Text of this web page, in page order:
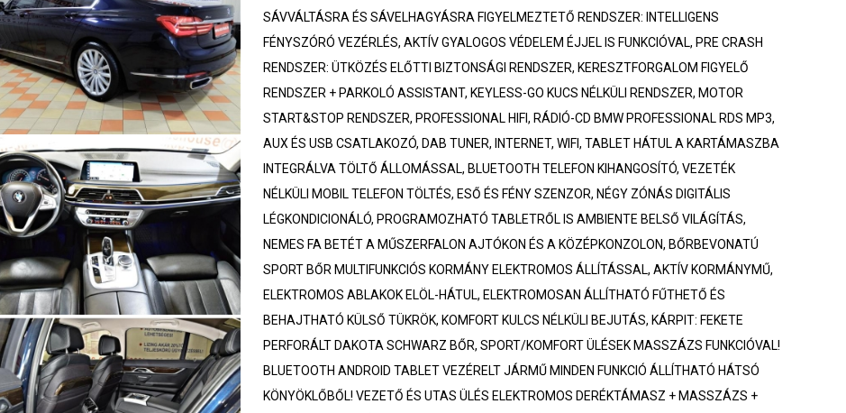
SÁVVÁLTÁSRA ÉS SÁVELHAGYÁSRA FIGYELMEZTETŐ RENDSZER: INTELLIGENS
FÉNYSZÓRÓ VEZÉRLÉS, AKTÍV GYALOGOS VÉDELEM ÉJJEL IS FUNKCIÓVAL, PRE CRASH
RENDSZER: ÜTKÖZÉS ELŐTTI BIZTONSÁGI RENDSZER, KERESZTFORGALOM FIGYELŐ
RENDSZER + PARKOLÓ ASSISTANT, KEYLESS-GO KUCS NÉLKÜLI RENDSZER, MOTOR
START&STOP RENDSZER, PROFESSIONAL HIFI, RÁDIÓ-CD BMW PROFESSIONAL RDS MP3,
AUX ÉS USB CSATLAKOZÓ, DAB TUNER, INTERNET, WIFI, TABLET HÁTUL A KARTÁMASZBA
INTEGRÁLVA TÖLTŐ ÁLLOMÁSSAL, BLUETOOTH TELEFON KIHANGOSÍTÓ, VEZETÉK
NÉLKÜLI MOBIL TELEFON TÖLTÉS, ESŐ ÉS FÉNY SZENZOR, NÉGY ZÓNÁS DIGITÁLIS
LÉGKONDICIONÁLÓ, PROGRAMOZHATÓ TABLETRŐL IS AMBIENTE BELSŐ VILÁGÍTÁS,
NEMES FA BETÉT A MŰSZERFALON AJTÓKON ÉS A KÖZÉPKONZOLON, BŐRBEVONATÚ
SPORT BŐR MULTIFUNKCIÓS KORMÁNY ELEKTROMOS ÁLLÍTÁSSAL, AKTÍV KORMÁNYMŰ,
ELEKTROMOS ABLAKOK ELÖL-HÁTUL, ELEKTROMOSAN ÁLLÍTHATÓ FŰTHETŐ ÉS
BEHAJTHATÓ KÜLSŐ TÜKRÖK, KOMFORT KULCS NÉLKÜLI BEJUTÁS, KÁRPIT: FEKETE
PERFORÁLT DAKOTA SCHWARZ BŐR, SPORT/KOMFORT ÜLÉSEK MASSZÁZS FUNKCIÓVAL!
BLUETOOTH ANDROID TABLET VEZÉRELT JÁRMŰ MINDEN FUNKCIÓ ÁLLÍTHATÓ HÁTSÓ
KÖNYÖKLŐBŐL! VEZETŐ ÉS UTAS ÜLÉS ELEKTROMOS DERÉKTÁMASZ + MASSZÁZS +